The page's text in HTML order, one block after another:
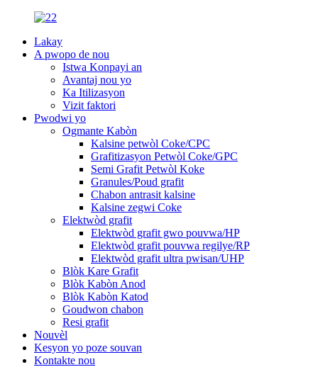
Lakay
A pwopo de nou
Istwa Konpayi an
Avantaj nou yo
Ka Itilizasyon
Vizit faktori
Pwodwi yo
Ogmante Kabòn
Kalsine petwòl Coke/CPC
Grafitizasyon Petwòl Coke/GPC
Semi Grafit Petwòl Koke
Granules/Poud grafit
Chabon antrasit kalsine
Kalsine zegwi Coke
Elektwòd grafit
Elektwòd grafit gwo pouvwa/HP
Elektwòd grafit pouvwa regilye/RP
Elektwòd grafit ultra pwisan/UHP
Blòk Kare Grafit
Blòk Kabòn Anod
Blòk Kabòn Katod
Goudwon ​​chabon
Resi grafit
Nouvèl
Kesyon yo poze souvan
Kontakte nou